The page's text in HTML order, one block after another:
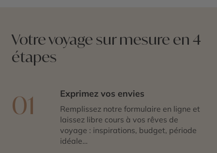
Votre voyage sur mesure en 4
étapes
01 Exprimez vos envies
Remplissez notre formulaire en ligne et
laissez libre cours à vos rêves de
voyage : inspirations, budget, période
idéale…